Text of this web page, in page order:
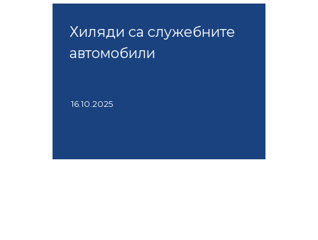
Хиляди са служебните
автомобили
16.10.2025